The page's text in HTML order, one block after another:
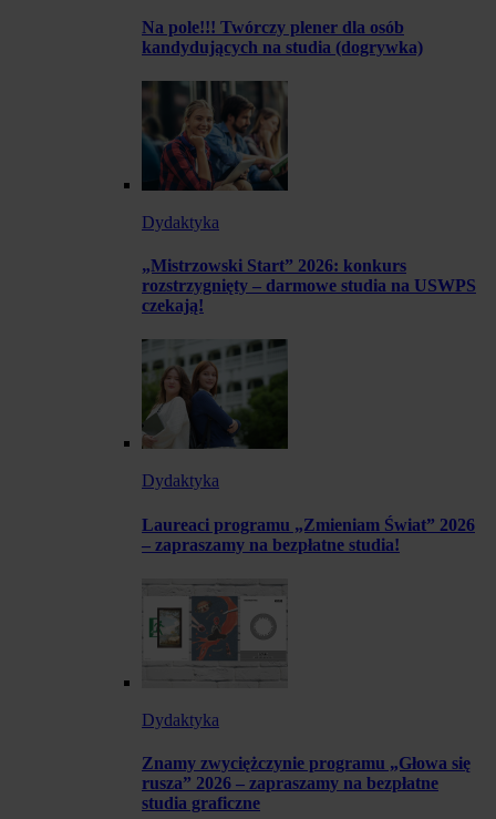
Na pole!!! Twórczy plener dla osób
kandydujących na studia (dogrywka)
Dydaktyka
„Mistrzowski Start” 2026: konkurs
rozstrzygnięty – darmowe studia na USWPS
czekają!
Dydaktyka
Laureaci programu „Zmieniam Świat” 2026
– zapraszamy na bezpłatne studia!
Dydaktyka
Znamy zwyciężczynie programu „Głowa się
rusza” 2026 – zapraszamy na bezpłatne
studia graficzne